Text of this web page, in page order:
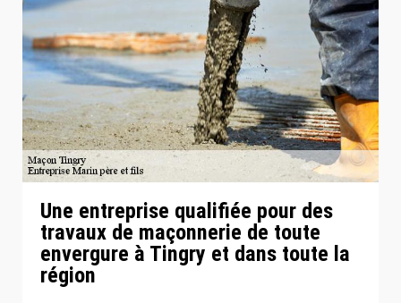
Une entreprise qualifiée pour des
travaux de maçonnerie de toute
envergure à Tingry et dans toute la
région